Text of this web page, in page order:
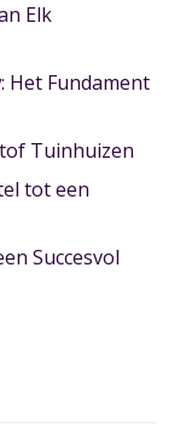
Elk
Het Fundament
Tuinhuizen
tot een
Succesvol